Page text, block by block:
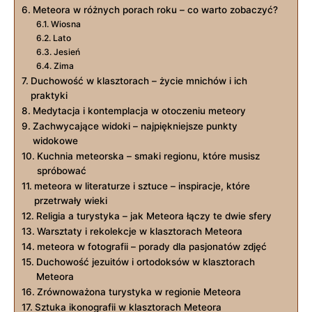
Meteora w różnych porach roku – co warto zobaczyć?
Wiosna
Lato
Jesień
Zima
Duchowość w klasztorach – życie mnichów i ich
praktyki
Medytacja i kontemplacja w otoczeniu meteory
Zachwycające widoki – najpiękniejsze punkty
widokowe
Kuchnia meteorska – smaki regionu, które musisz
spróbować
meteora w literaturze i sztuce – inspiracje, które
przetrwały wieki
Religia a turystyka – jak Meteora łączy te dwie sfery
Warsztaty i rekolekcje w klasztorach Meteora
meteora w fotografii – porady dla pasjonatów zdjęć
Duchowość jezuitów i ortodoksów w klasztorach
Meteora
Zrównoważona turystyka w regionie Meteora
Sztuka ikonografii w klasztorach Meteora